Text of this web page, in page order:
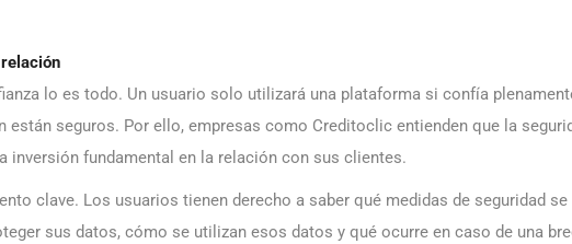
lo es todo. Un usuario solo utilizará una plataforma si confía
están seguros. Por ello, empresas como Creditoclic entienden que la
inversión fundamental en la relación con sus clientes.
clave. Los usuarios tienen derecho a saber qué medidas de seguridad se
sus datos, cómo se utilizan esos datos y qué ocurre en caso de una